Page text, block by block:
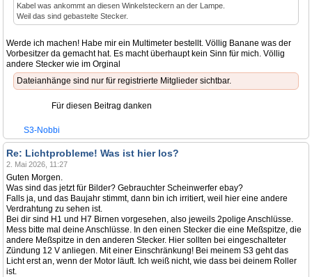
Kabel was ankommt an diesen Winkelsteckern an der Lampe.
Weil das sind gebastelte Stecker.
Werde ich machen! Habe mir ein Multimeter bestellt. Völlig Banane was der
Vorbesitzer da gemacht hat. Es macht überhaupt kein Sinn für mich. Völlig
andere Stecker wie im Orginal
Dateianhänge sind nur für registrierte Mitglieder sichtbar.
Für diesen Beitrag danken
S3-Nobbi
Re: Lichtprobleme! Was ist hier los?
2. Mai 2026, 11:27
Guten Morgen.
Was sind das jetzt für Bilder? Gebrauchter Scheinwerfer ebay?
Falls ja, und das Baujahr stimmt, dann bin ich irritiert, weil hier eine andere
Verdrahtung zu sehen ist.
Bei dir sind H1 und H7 Birnen vorgesehen, also jeweils 2polige Anschlüsse.
Mess bitte mal deine Anschlüsse. In den einen Stecker die eine Meßspitze, die
andere Meßspitze in den anderen Stecker. Hier sollten bei eingeschalteter
Zündung 12 V anliegen. Mit einer Einschränkung! Bei meinem S3 geht das
Licht erst an, wenn der Motor läuft. Ich weiß nicht, wie dass bei deinem Roller
ist.